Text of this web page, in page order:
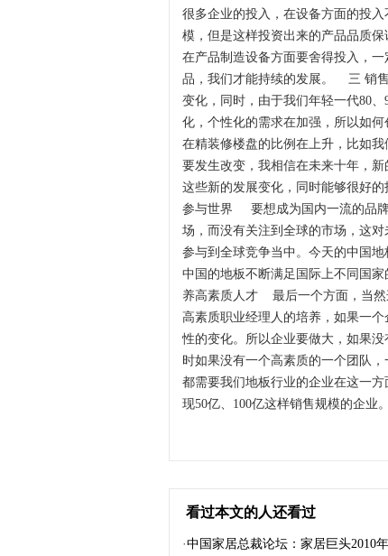
很多企业的投入，在设备方面的投
模，但是这样投资出来的产品品质
在产品制造设备方面要舍得投入，
品，我们才能持续的发展。 三 销
变化，同时，由于我们年轻一代80
化，个性化的需求在加强，所以如
在精装修楼盘的比例在上升，比如
要发生改变，我相信在未来十年，
这些新的发展变化，同时能够很好
参与世界 要想成为国内一流的品牌
场，而没有关注到全球的市场，这
参与到全球竞争当中。今天的中国
中国的地板不断满足国际上不同国
养高素质人才 最后一个方面，当然
高素质职业经理人的培养，如果一
性的变化。所以企业要做大，如果
时如果没有一个高素质的一个团队
都需要我们地板行业的企业在这一
现50亿、100亿这样销售规模的企业。
看过本文的人还看过
·中国家居总裁论坛：家居巨头2010